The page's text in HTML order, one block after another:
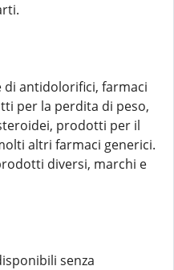
antidolorifici, farmaci
per la perdita di peso,
prodotti per il
altri farmaci generici.
diversi, marchi e
senza